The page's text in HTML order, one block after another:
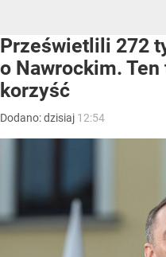
Prześwietlili 272
o Nawrockim. Ten
korzyść
Dodano:dzisiaj 12:54